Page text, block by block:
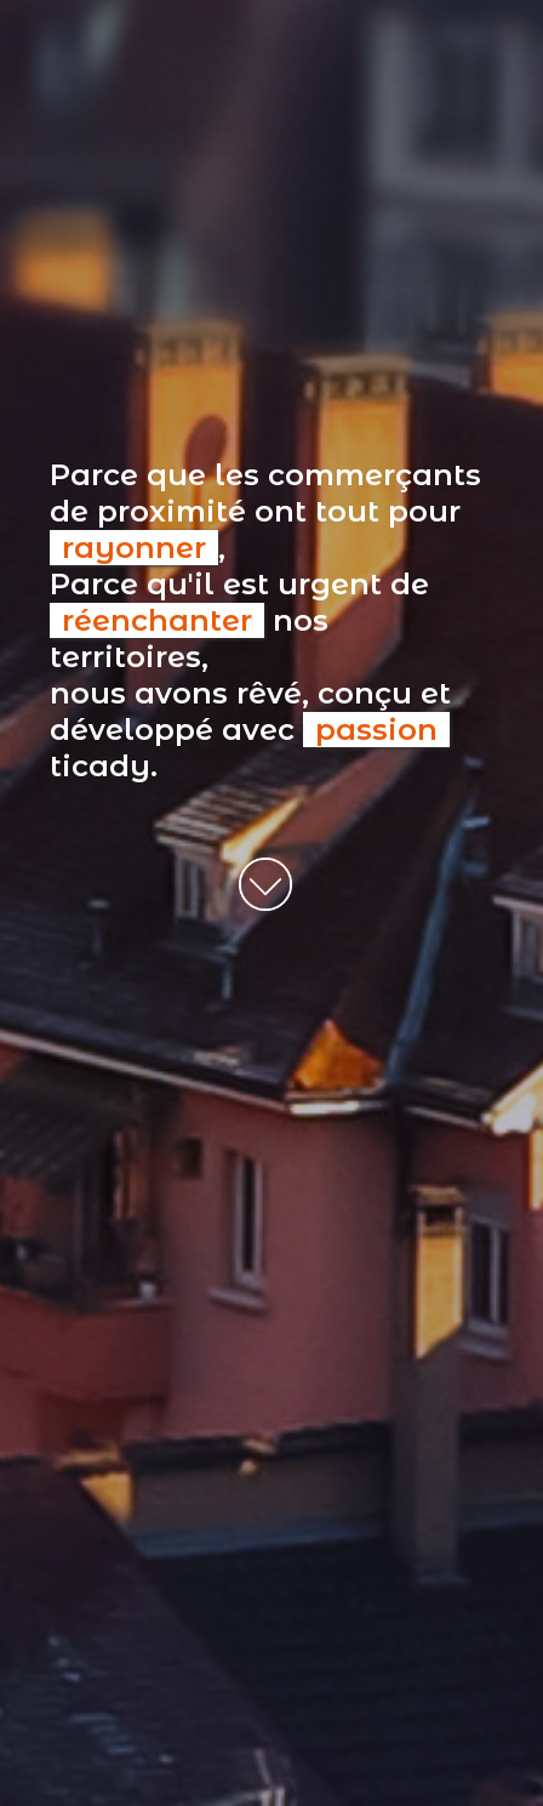
Parce que les commerçants
de proximité ont tout pour
rayonner ,
Parce qu'il est urgent de
réenchanter
nos
territoires,
nous avons rêvé, conçu et
développé avec passion
ticady.